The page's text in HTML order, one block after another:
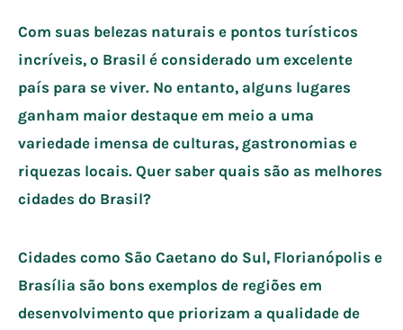
Com suas belezas naturais e pontos turísticos
incríveis, o Brasil é considerado um excelente
país para se viver. No entanto, alguns lugares
ganham maior destaque em meio a uma
variedade imensa de culturas, gastronomias e
riquezas locais. Quer saber quais são as melhores
cidades do Brasil?
Cidades como São Caetano do Sul, Florianópolis e
Brasília são bons exemplos de regiões em
desenvolvimento que priorizam a qualidade de